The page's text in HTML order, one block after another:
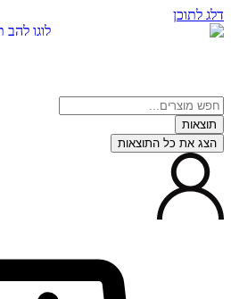
לתוכן
את כל התוצאות